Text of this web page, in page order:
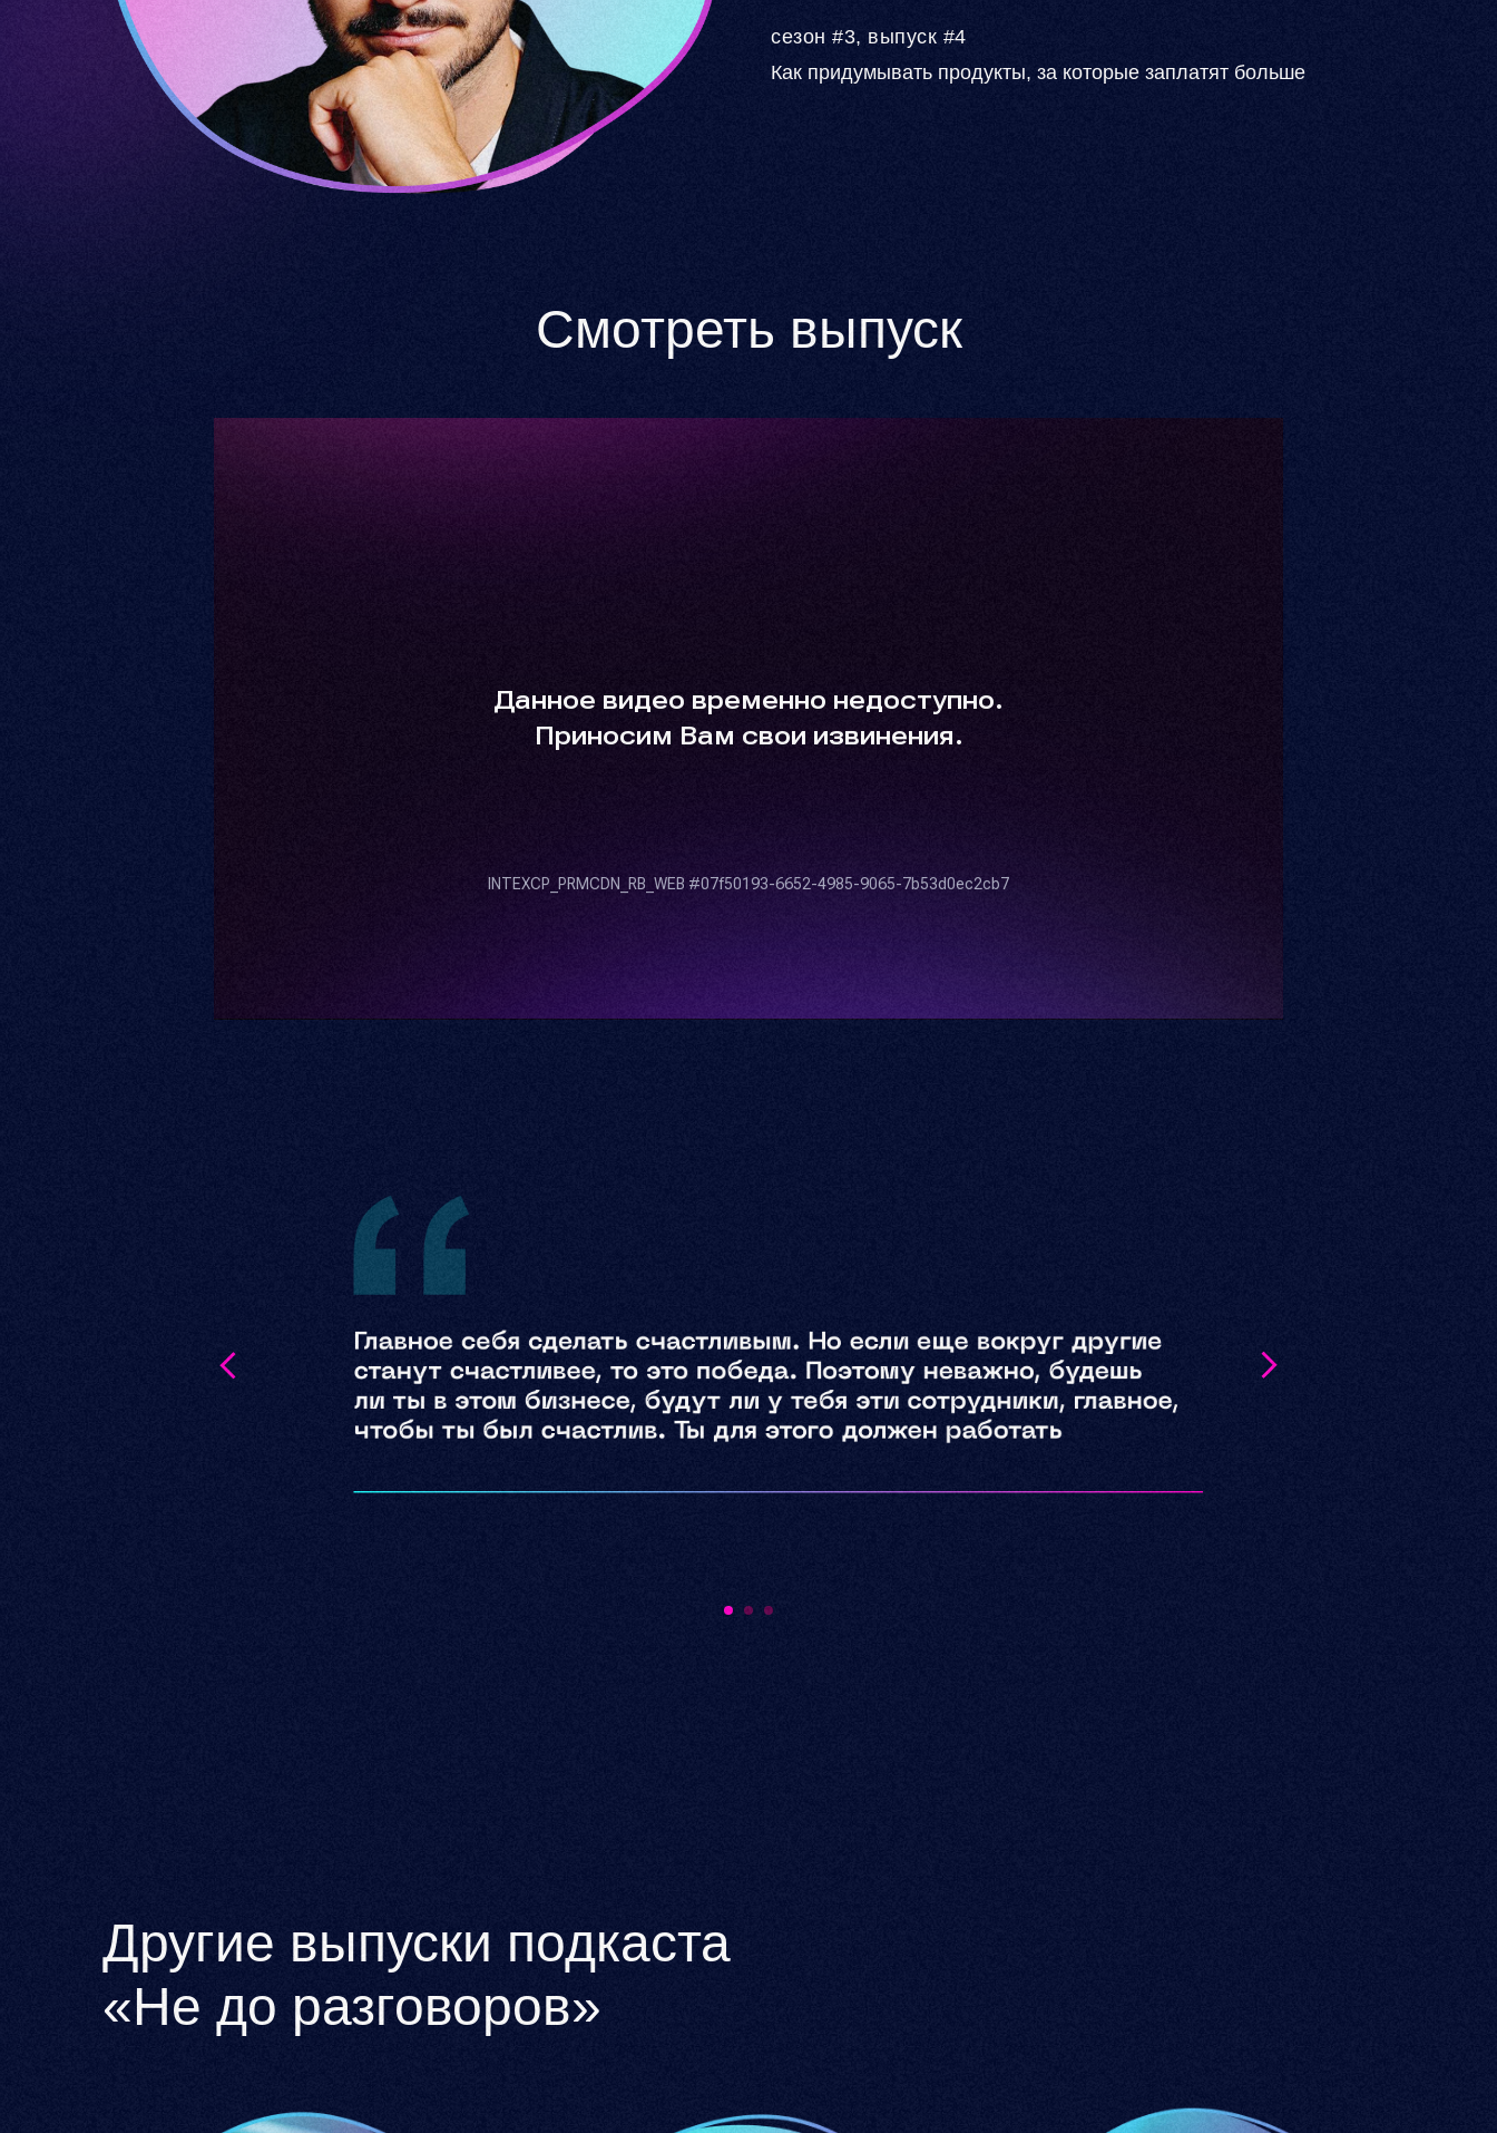
Как придумывать продукты, за которые заплатят больше
сезон #3, выпуск #4
Смотреть выпуск
Другие выпуски подкаста
«Не до разговоров»